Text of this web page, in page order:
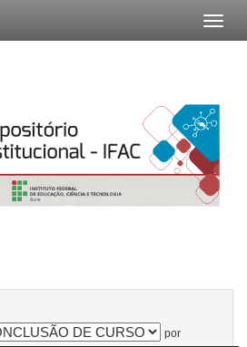
por